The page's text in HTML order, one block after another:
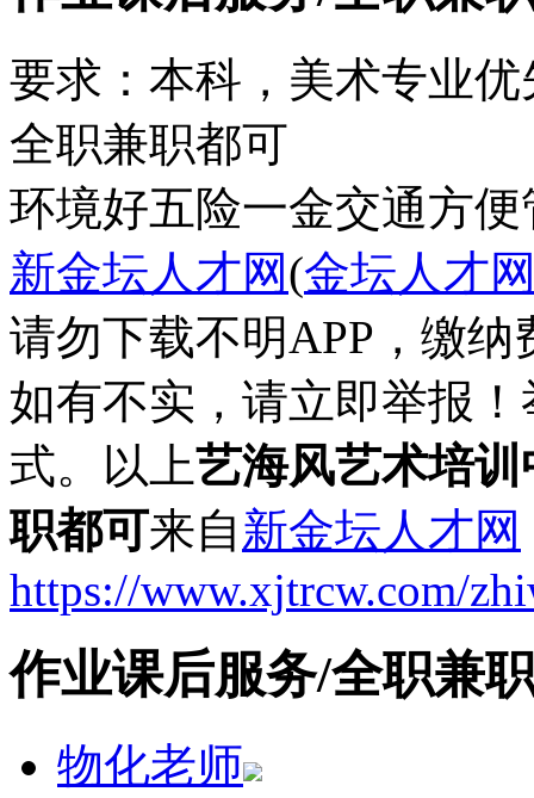
要求：本科，美术专业
全职兼职都可
环境好五险一金交通方便
新金坛人才网(金坛人才
请勿下载不明APP，缴
如有不实，请立即举报
式。以上艺海风艺术培
职都可来自新金坛人才网
https://www.xjtrcw.com/
作业课后服务/全职兼
物化老师